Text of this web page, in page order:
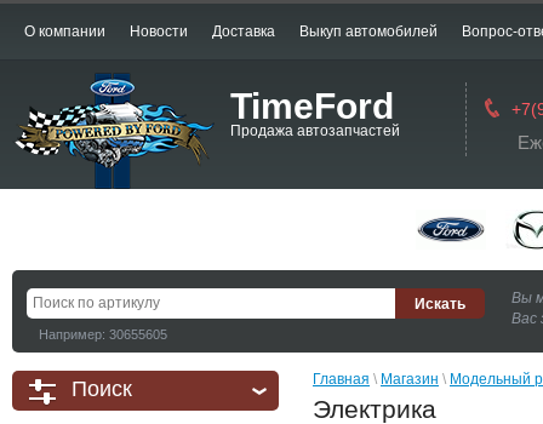
О компании Новости Доставка Выкуп автомобилей Вопрос-
TimeFord
Продажа автозапчастей
Например: 30655605
Вы
Вас
Поиск Главная \ Магазин \ Модельный
Электрика